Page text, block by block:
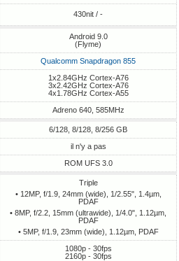
430nit / -
Android 9.0
(Flyme)
Qualcomm Snapdragon 855
1x2.84GHz Cortex-A76
3x2.42GHz Cortex-A76
4x1.78GHz Cortex-A55
Adreno 640, 585MHz
6/128, 8/128, 8/256 GB
il n'y a pas
ROM UFS 3.0
Triple
• 12MP, f/1.9, 24mm (wide), 1/2.55", 1.4µm,
PDAF
• 8MP, f/2.2, 15mm (ultrawide), 1/4.0", 1.12µm,
PDAF
• 5MP, f/1.9, 23mm (wide), 1.12µm, PDAF
1080p - 30fps
2160p - 30fps